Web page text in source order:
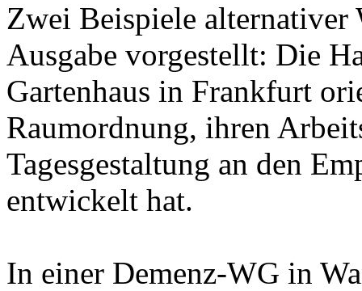
Zwei Beispiele alternativer
Ausgabe vorgestellt: Die
Gartenhaus in Frankfurt
Raumordnung, ihren
Tagesgestaltung an den
entwickelt hat.
In einer Demenz-WG in